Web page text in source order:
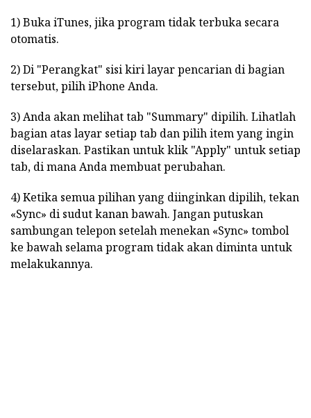
1) Buka iTunes, jika program tidak terbuka secara
otomatis.
2) Di "Perangkat" sisi kiri layar pencarian di bagian
tersebut, pilih iPhone Anda.
3) Anda akan melihat tab "Summary" dipilih. Lihatlah
bagian atas layar setiap tab dan pilih item yang ingin
diselaraskan. Pastikan untuk klik "Apply" untuk setiap
tab, di mana Anda membuat perubahan.
4) Ketika semua pilihan yang diinginkan dipilih, tekan
«Sync» di sudut kanan bawah. Jangan putuskan
sambungan telepon setelah menekan «Sync» tombol
ke bawah selama program tidak akan diminta untuk
melakukannya.